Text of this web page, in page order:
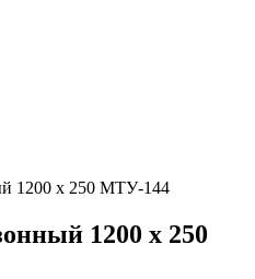
1200 х 250 МТУ-144
1200 х 250